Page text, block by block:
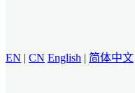
EN | CN English | 简体中文